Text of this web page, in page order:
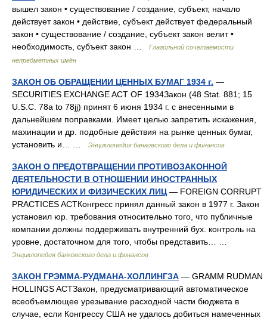
вышел закон • существование / создание, субъект, начало
действует закон • действие, субъект действует федеральный
закон • существование / создание, субъект закон велит •
необходимость, субъект закон …
Глагольной сочетаемости
непредметных имён
ЗАКОН ОБ ОБРАЩЕНИИ ЦЕННЫХ БУМАГ 1934 г. —
SECURITIES EXCHANGE ACT OF 1934Закон (48 Stat. 881; 15
U.S.C. 78a to 78jj) принят 6 июня 1934 г. с внесенными в
дальнейшем поправками. Имеет целью запретить искажения,
махинации и др. подобные действия на рынке ценных бумаг,
установить и… …
Энциклопедия банковского дела и финансов
ЗАКОН О ПРЕДОТВРАЩЕНИИ ПРОТИВОЗАКОННОЙ
ДЕЯТЕЛЬНОСТИ В ОТНОШЕНИИ ИНОСТРАННЫХ
ЮРИДИЧЕСКИХ И ФИЗИЧЕСКИХ ЛИЦ — FOREIGN CORRUPT
PRACTICES ACTКонгресс принял данный закон в 1977 г. Закон
установил юр. требования относительно того, что публичные
компании должны поддерживать внутренний бух. контроль на
уровне, достаточном для того, чтобы представить… …
Энциклопедия банковского дела и финансов
ЗАКОН ГРЭММА-РУДМАНА-ХОЛЛИНГЗА — GRAMM RUDMAN
HOLLINGS ACTЗакон, предусматривающий автоматическое
всеобъемлющее урезывание расходной части бюджета в
случае, если Конгрессу США не удалось добиться намеченных